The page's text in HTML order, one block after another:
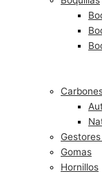
Gomas
Hornillos